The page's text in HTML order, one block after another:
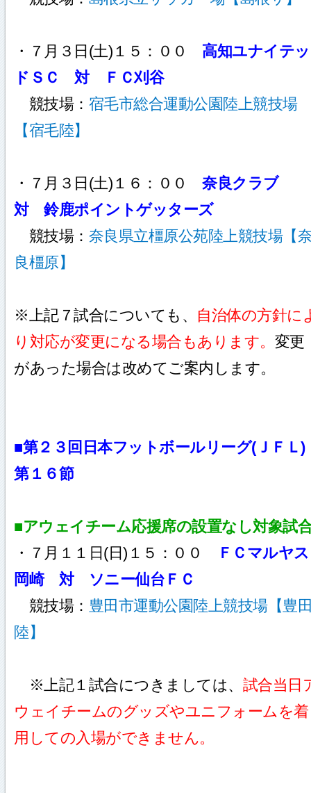
・７月３日(土)１５：００ 高知ユナイテッ
ドＳＣ 対 ＦＣ刈谷
競技場： 宿毛市総合運動公園陸上競技場
【宿毛陸】
・７月３日(土)１６：００ 奈良クラブ
対 鈴鹿ポイントゲッターズ
競技場： 奈良県立橿原公苑陸上競技場【
良橿原】
※上記７試合についても、
自治体の方針に
り対応が変更になる場合もあります。 変更
があった場合は改めてご案内します。
■第２３回日本フットボールリーグ(ＪＦＬ)
第１６節
■アウェイチーム応援席の設置なし対象試
・７月１１日(日)１５：００
ＦＣマルヤス
岡崎 対 ソニー仙台ＦＣ
競技場： 豊田市運動公園陸上競技場【豊
陸】
※上記１試合につきましては、 試合当日
ウェイチームのグッズやユニフォームを着
用しての入場ができません。